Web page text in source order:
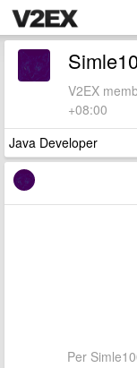
V2EX
+08:00
Java Developer
Per